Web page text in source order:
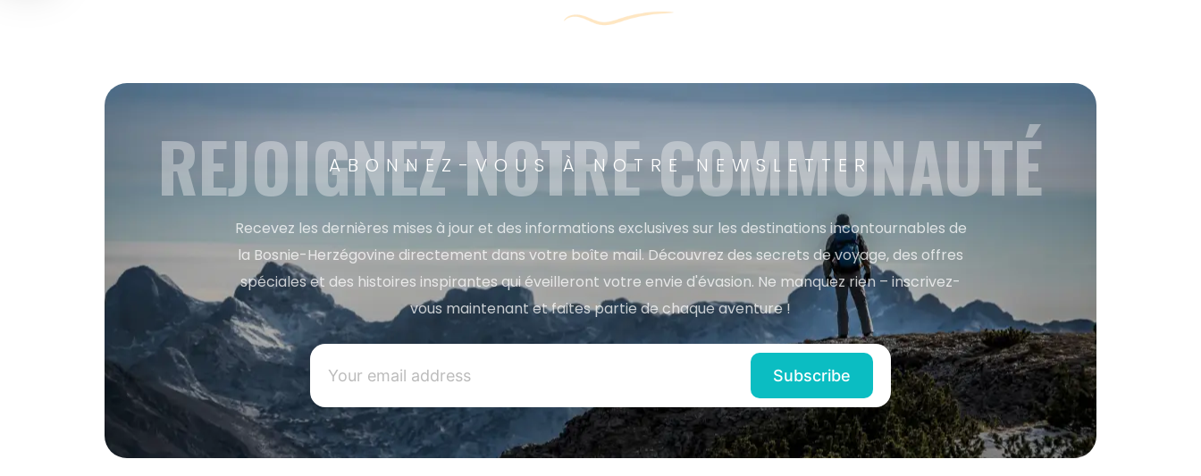
ABONNEZ-VOUS À NOTRE NEWSLETTER
REJOIGNEZ NOTRE COMMUNAUTÉ
Recevez les dernières mises à jour et des informations exclusives sur les destinations incontournables de
la Bosnie-Herzégovine directement dans votre boîte mail. Découvrez des secrets de voyage, des offres
spéciales et des histoires inspirantes qui éveilleront votre envie d'évasion. Ne manquez rien – inscrivez-
vous maintenant et faites partie de chaque aventure !